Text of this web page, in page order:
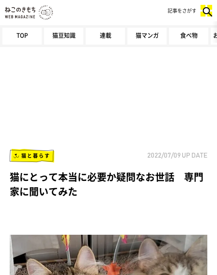
TOP 猫豆知識 連載 猫マンガ 食べ物
記事をさがす
猫と暮らす 2022/07/09 UP DATE
猫にとって本当に必要か疑問なお世話 専門
家に聞いてみた